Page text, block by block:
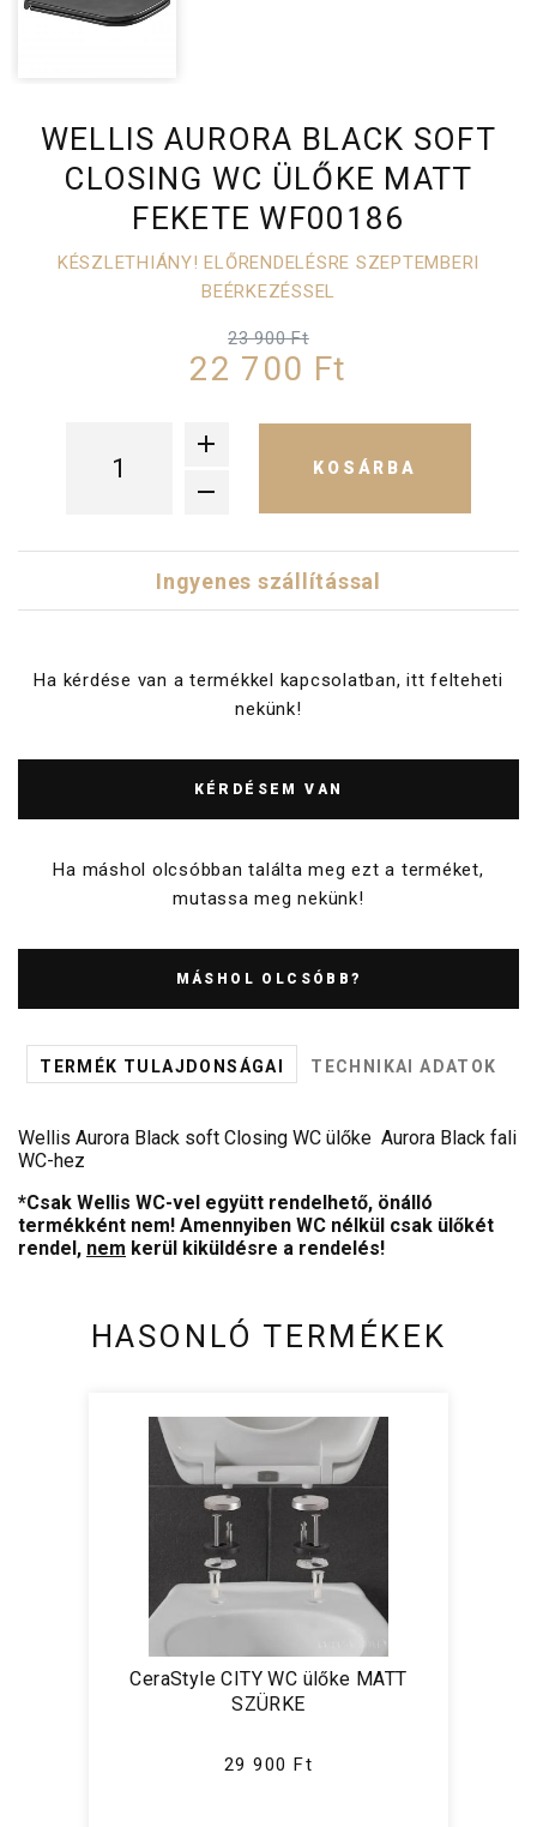
WELLIS AURORA BLACK SOFT
CLOSING WC ÜLŐKE MATT
FEKETE WF00186
KÉSZLETHIÁNY! ELŐRENDELÉSRE SZEPTEMBERI
BEÉRKEZÉSSEL
23 900 Ft
22 700 Ft
KOSÁRBA
Ingyenes szállítással
Ha kérdése van a termékkel kapcsolatban, itt felteheti
nekünk!
KÉRDÉSEM VAN
Ha máshol olcsóbban találta meg ezt a terméket,
mutassa meg nekünk!
MÁSHOL OLCSÓBB?
TERMÉK TULAJDONSÁGAI TECHNIKAI ADATOK
Wellis Aurora Black soft Closing WC ülőke Aurora Black fali
WC-hez
*Csak Wellis WC-vel együtt rendelhető, önálló
termékként nem! Amennyiben WC nélkül csak ülőkét
rendel, nem kerül kiküldésre a rendelés!
HASONLÓ TERMÉKEK
CeraStyle CITY WC ülőke MATT
SZÜRKE
29 900 Ft